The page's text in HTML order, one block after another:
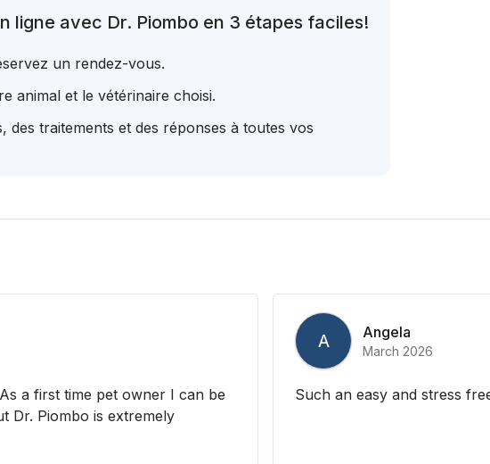
ligne avec Dr. Piombo en 3 étapes faciles!
un rendez-vous.
animal et le vétérinaire choisi.
des traitements et des réponses à toutes vos
a first time pet owner I can be
Dr. Piombo is extremely
A Angela
March 2026
Such an easy and stress